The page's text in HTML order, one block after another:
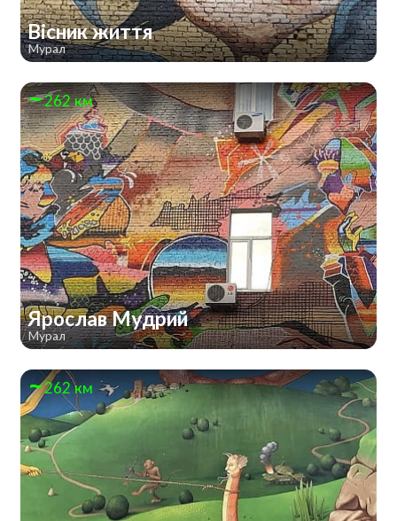
Вісник життя
Мурал
262 км
Ярослав Мудрий
Мурал
262 км